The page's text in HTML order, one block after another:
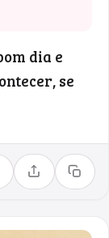
dia e
se
Compartilhar
Copiar